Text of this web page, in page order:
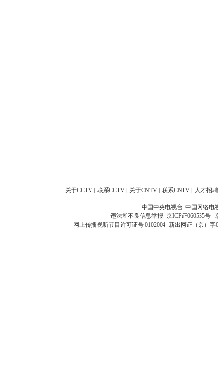
关于CCTV 联系CCTV 关于CNTV 联系CNTV 人才招聘
中国中央电视台 中国网络电
违法和不良信息举报 京ICP证060535号
网上传播视听节目许可证号 0102004 新出网证（京）